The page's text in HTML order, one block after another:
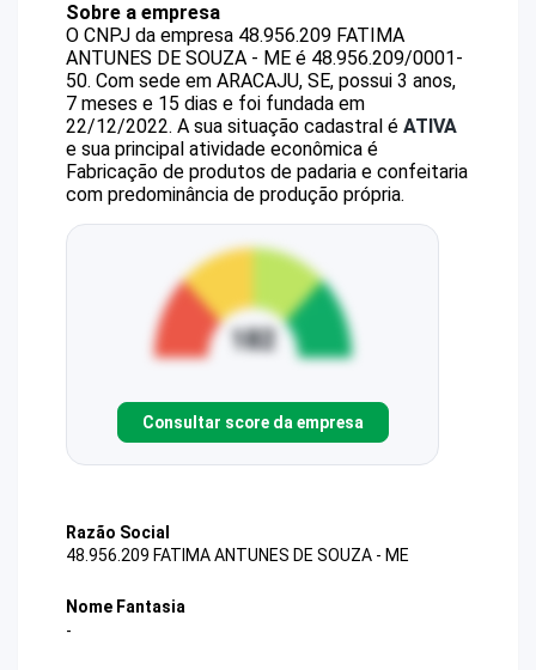
Sobre a empresa
O CNPJ da empresa 48.956.209 FATIMA
ANTUNES DE SOUZA - ME é 48.956.209/0001-
50. Com sede em ARACAJU, SE, possui 3 anos,
7 meses e 15 dias e foi fundada em
22/12/2022. A sua situação cadastral é ATIVA
e sua principal atividade econômica é
Fabricação de produtos de padaria e confeitaria
com predominância de produção própria.
Consultar score da empresa
Razão Social
48.956.209 FATIMA ANTUNES DE SOUZA - ME
Nome Fantasia
-